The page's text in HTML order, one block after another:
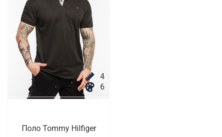
4
6
Поло Tommy Hilfiger